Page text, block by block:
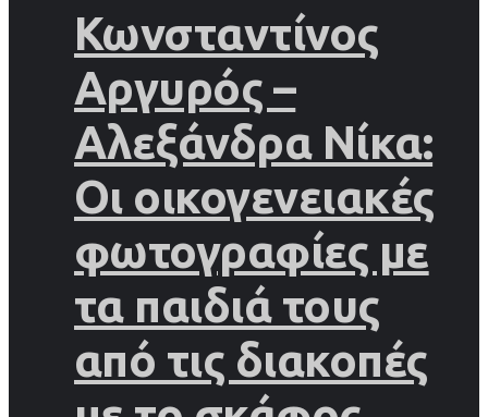
Κωνσταντίνος
Αργυρός –
Αλεξάνδρα Νίκα:
Οι οικογενειακές
φωτογραφίες με
τα παιδιά τους
από τις διακοπές